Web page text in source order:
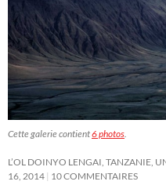
Cette galerie contient6 photos.
L’OL DOINYO LENGAI, TANZANIE,
16, 2014 10 COMMENTAIRES